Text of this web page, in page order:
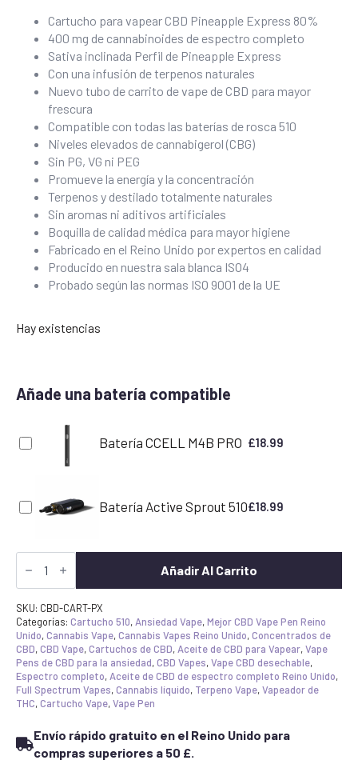
Cartucho para vapear CBD Pineapple Express 80%
400 mg de cannabinoides de espectro completo
Sativa inclinada Perfil de Pineapple Express
Con una infusión de terpenos naturales
Nuevo tubo de carrito de vape de CBD para mayor
frescura
Compatible con todas las baterías de rosca 510
Niveles elevados de cannabigerol (CBG)
Sin PG, VG ni PEG
Promueve la energía y la concentración
Terpenos y destilado totalmente naturales
Sin aromas ni aditivos artificiales
Boquilla de calidad médica para mayor higiene
Fabricado en el Reino Unido por expertos en calidad
Producido en nuestra sala blanca ISO4
Probado según las normas ISO 9001 de la UE
Hay existencias
Añade una batería compatible
Batería CCELL M4B PRO £18.99
Batería Active Sprout 510£18.99
Pineapple
Express
de
Vape
cantidad
Añadir Al Carrito
SKU: CBD-CART-PX
Categorías: Cartucho 510, Ansiedad Vape,Mejor CBD Vape Pen Reino
Unido,Cannabis Vape,Cannabis Vapes Reino Unido,Concentrados de
CBD,CBD Vape,Cartuchos de CBD, Aceite de CBD para Vapear,Vape
Pens de CBD para la ansiedad,CBD Vapes,Vape CBD desechable,
Espectro completo, Aceite de CBD de espectro completo Reino Unido,
Full Spectrum Vapes,Cannabis líquido, Terpeno Vape,Vapeador de
THC,Cartucho Vape,Vape Pen
Envío rápido gratuito en el Reino Unido para
compras superiores a 50 £.